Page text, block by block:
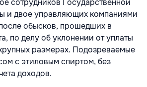
сотрудников Государственной
и двое управляющих компаниями
обысков, прошедших в
по делу об уклонении от уплаты
размерах. Подозреваемые
с этиловым спиртом, без
доходов.